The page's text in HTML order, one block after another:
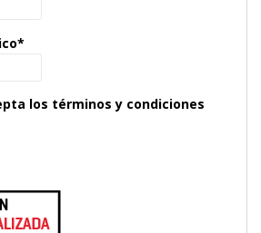
los términos y condiciones